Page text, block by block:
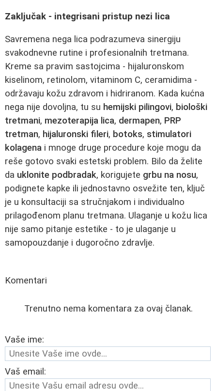
Zaključak - integrisani pristup nezi lica
Savremena nega lica podrazumeva sinergiju
svakodnevne rutine i profesionalnih tretmana.
Kreme sa pravim sastojcima - hijaluronskom
kiselinom, retinolom, vitaminom C, ceramidima -
održavaju kožu zdravom i hidriranom. Kada kućna
nega nije dovoljna, tu su hemijski pilingovi, biološki
tretmani, mezoterapija lica, dermapen, PRP
tretman, hijaluronski fileri, botoks, stimulatori
kolagena i mnoge druge procedure koje mogu da
reše gotovo svaki estetski problem. Bilo da želite
da uklonite podbradak, korigujete grbu na nosu,
podignete kapke ili jednostavno osvežite ten, ključ
je u konsultaciji sa stručnjakom i individualno
prilagođenom planu tretmana. Ulaganje u kožu lica
nije samo pitanje estetike - to je ulaganje u
samopouzdanje i dugoročno zdravlje.
Komentari
Trenutno nema komentara za ovaj članak.
Vaše ime:
Vaš email: